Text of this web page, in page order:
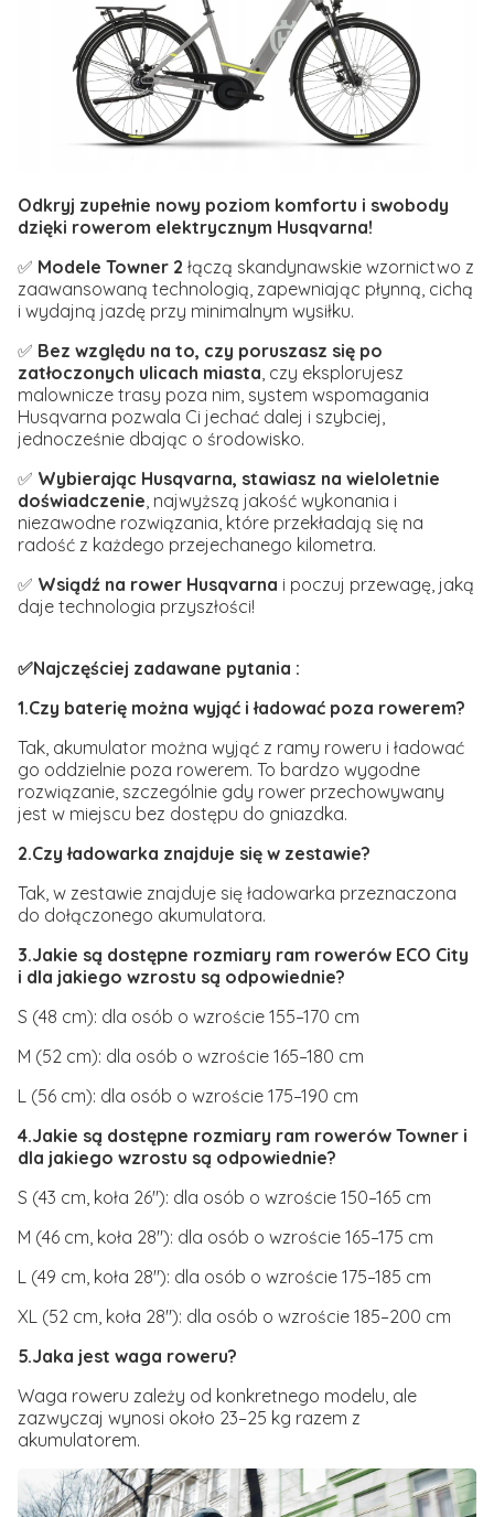
Odkryj zupełnie nowy poziom komfortu i swobody
dzięki rowerom elektrycznym Husqvarna!
✅ Modele Towner 2 łączą skandynawskie wzornictwo z
zaawansowaną technologią, zapewniając płynną, cichą
i wydajną jazdę przy minimalnym wysiłku.
✅ Bez względu na to, czy poruszasz się po
zatłoczonych ulicach miasta, czy eksplorujesz
malownicze trasy poza nim, system wspomagania
Husqvarna pozwala Ci jechać dalej i szybciej,
jednocześnie dbając o środowisko.
✅ Wybierając Husqvarna, stawiasz na wieloletnie
doświadczenie, najwyższą jakość wykonania i
niezawodne rozwiązania, które przekładają się na
radość z każdego przejechanego kilometra.
✅ Wsiądź na rower Husqvarna i poczuj przewagę, jaką
daje technologia przyszłości!
✅Najczęściej zadawane pytania :
1.Czy baterię można wyjąć i ładować poza rowerem?
Tak, akumulator można wyjąć z ramy roweru i ładować
go oddzielnie poza rowerem. To bardzo wygodne
rozwiązanie, szczególnie gdy rower przechowywany
jest w miejscu bez dostępu do gniazdka.
2.Czy ładowarka znajduje się w zestawie?
Tak, w zestawie znajduje się ładowarka przeznaczona
do dołączonego akumulatora.
3.Jakie są dostępne rozmiary ram rowerów ECO City
i dla jakiego wzrostu są odpowiednie?
S (48 cm): dla osób o wzroście 155–170 cm
M (52 cm): dla osób o wzroście 165–180 cm
L (56 cm): dla osób o wzroście 175–190 cm
4.Jakie są dostępne rozmiary ram rowerów Towner i
dla jakiego wzrostu są odpowiednie?
S (43 cm, koła 26"): dla osób o wzroście 150–165 cm
M (46 cm, koła 28"): dla osób o wzroście 165–175 cm
L (49 cm, koła 28"): dla osób o wzroście 175–185 cm
XL (52 cm, koła 28"): dla osób o wzroście 185–200 cm
5.Jaka jest waga roweru?
Waga roweru zależy od konkretnego modelu, ale
zazwyczaj wynosi około 23–25 kg razem z
akumulatorem.